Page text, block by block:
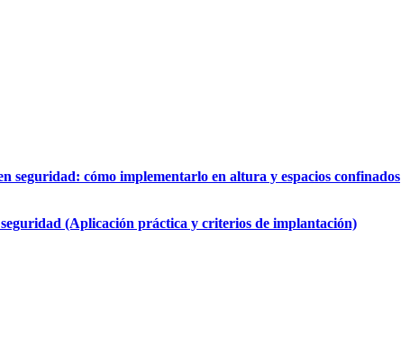
seguridad: cómo implementarlo en altura y espacios confinados
(Aplicación práctica y criterios de implantación)